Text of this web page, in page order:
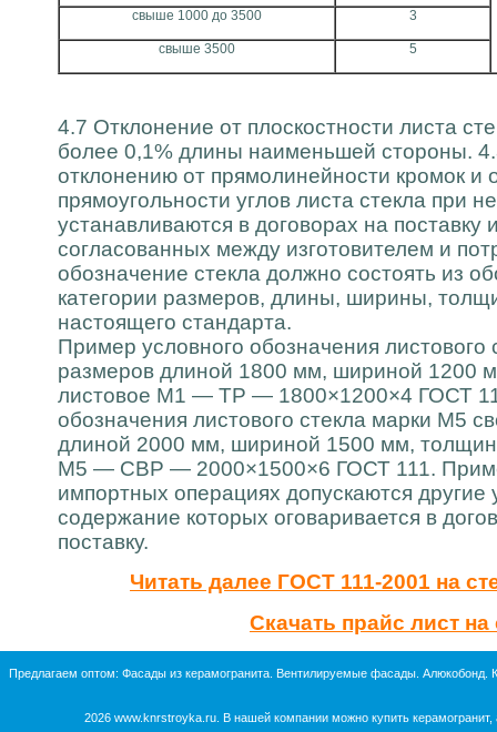
свыше 1000 до 3500 3
свыше 3500 5
4.7 Отклонение от плоскостности листа
более 0,1% длины наименьшей стороны.
отклонению от прямолинейности кромок и
прямоугольности углов листа стекла при
устанавливаются в договорах на поставку
согласованных между изготовителем и
обозначение стекла должно состоять из
категории размеров, длины, ширины,
настоящего стандарта.
Пример условного обозначения
размеров длиной 1800 мм, шириной 1200
листовое М1 — ТР — 1800×1200×4 ГОСТ
обозначения листового стекла марки М5
длиной 2000 мм, шириной 1500 мм,
М5 — СВР — 2000×1500×6 ГОСТ 111.
импортных операциях допускаются
содержание которых оговаривается в
поставку.
Читать далее ГОСТ 111-2001 на
Скачать прайс лист на
Предлагаем оптом: Фасады из керамогранита. Вентилируемые фасады. Алюкобонд.
2026 www.knrstroyka.ru . В нашей компании можно купить